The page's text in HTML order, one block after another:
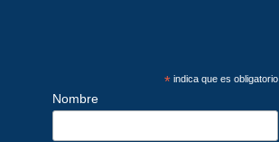
*indica que es obligatorio
Nombre